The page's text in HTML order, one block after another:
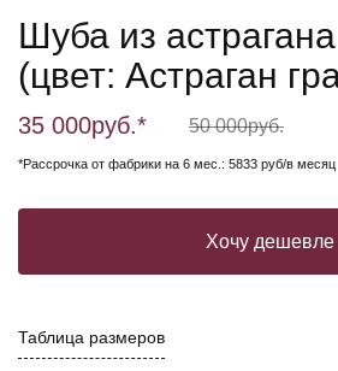
Шуба из
(цвет: Астраган
35 000руб.* 50 000руб.
*Рассрочка от фабрики на 6 мес.: 5833 руб/в месяц
Хочу дешевле
Таблица размеров